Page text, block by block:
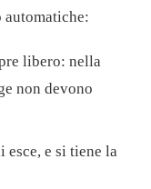
automatiche:
libero: nella
non devono
esce, e si tiene la